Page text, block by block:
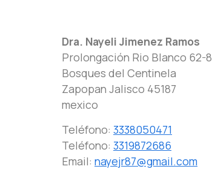
Dra. Nayeli Jimenez Ramos
Prolongación Rio Blanco 62-8
Bosques del Centinela
Zapopan Jalisco 45187
mexico
Teléfono: 3338050471
Teléfono: 3319872686
Email: nayejr87@gmail.com